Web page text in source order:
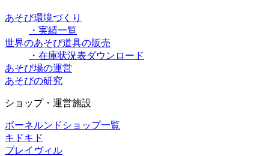
あそび環境づくり
・実績一覧
世界のあそび道具の販売
・在庫状況表ダウンロード
あそび場の運営
あそびの研究
ショップ・運営施設
ボーネルンドショップ一覧
キドキド
プレイヴィル